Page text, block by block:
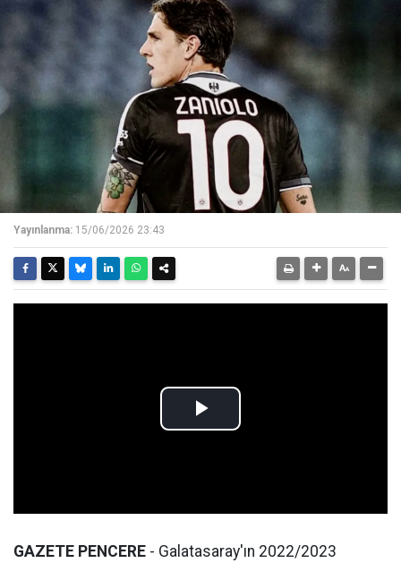
Yayınlanma: 15/06/2026 23:43
GAZETE PENCERE - Galatasaray'ın 2022/2023